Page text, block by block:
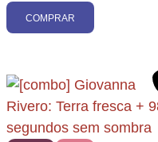
COMPRAR